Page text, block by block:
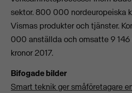
sektor. 800 000 nordeuropeiska
Vismas produkter och tjänster.
000 anställda och omsatte 9 146
kronor 2017.
Bifogade bilder
Smart teknik ger småföretagare